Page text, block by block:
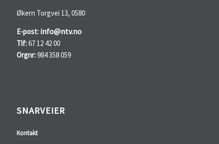
Økern Torgvei 13, 0580
E-post: info@ntv.no
Tlf:67 12 42 00
Orgnr:984 358 059
SNARVEIER
Kontakt